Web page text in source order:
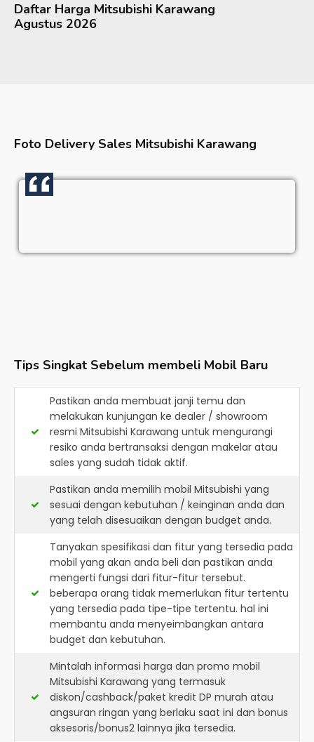
Daftar Harga Mitsubishi Karawang
Agustus 2026
Foto Delivery Sales Mitsubishi Karawang
Tips Singkat Sebelum membeli Mobil Baru
Pastikan anda membuat janji temu dan
melakukan kunjungan ke dealer / showroom
resmi Mitsubishi Karawang untuk mengurangi
resiko anda bertransaksi dengan makelar atau
sales yang sudah tidak aktif.
Pastikan anda memilih mobil Mitsubishi yang
sesuai dengan kebutuhan / keinginan anda dan
yang telah disesuaikan dengan budget anda.
Tanyakan spesifikasi dan fitur yang tersedia pada
mobil yang akan anda beli dan pastikan anda
mengerti fungsi dari fitur-fitur tersebut.
beberapa orang tidak memerlukan fitur tertentu
yang tersedia pada tipe-tipe tertentu. hal ini
membantu anda menyeimbangkan antara
budget dan kebutuhan.
Mintalah informasi harga dan promo mobil
Mitsubishi Karawang yang termasuk
diskon/cashback/paket kredit DP murah atau
angsuran ringan yang berlaku saat ini dan bonus
aksesoris/bonus2 lainnya jika tersedia.